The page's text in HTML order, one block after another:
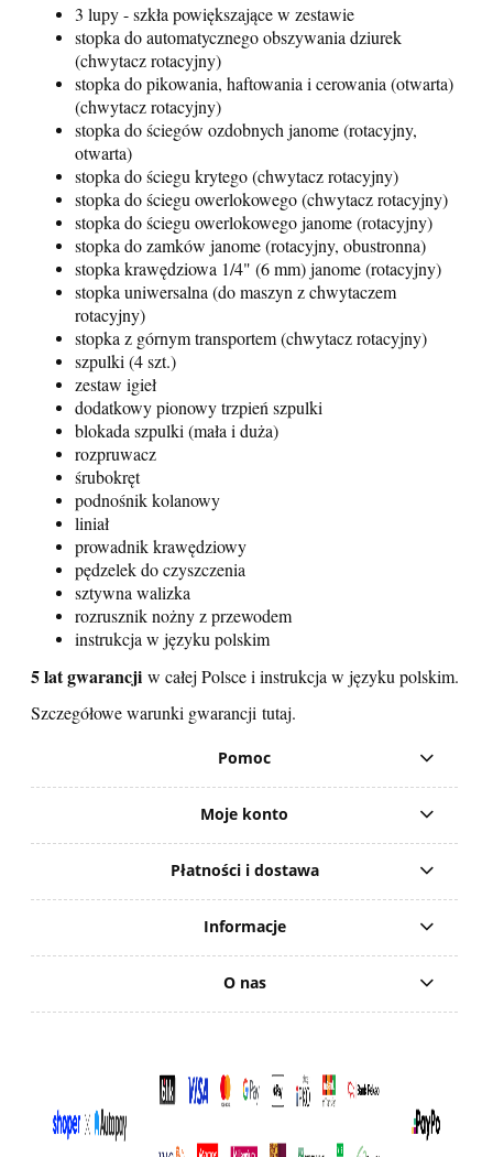
3 lupy - szkła powiększające w zestawie
stopka do automatycznego obszywania dziurek
(chwytacz rotacyjny)
stopka do pikowania, haftowania i cerowania (otwarta)
(chwytacz rotacyjny)
stopka do ściegów ozdobnych janome (rotacyjny,
otwarta)
stopka do ściegu krytego (chwytacz rotacyjny)
stopka do ściegu owerlokowego (chwytacz rotacyjny)
stopka do ściegu owerlokowego janome (rotacyjny)
stopka do zamków janome (rotacyjny, obustronna)
stopka krawędziowa 1/4" (6 mm) janome (rotacyjny)
stopka uniwersalna (do maszyn z chwytaczem
rotacyjny)
stopka z górnym transportem (chwytacz rotacyjny)
szpulki (4 szt.)
zestaw igieł
dodatkowy pionowy trzpień szpulki
blokada szpulki (mała i duża)
rozpruwacz
śrubokręt
podnośnik kolanowy
liniał
prowadnik krawędziowy
pędzelek do czyszczenia
sztywna walizka
rozrusznik nożny z przewodem
instrukcja w języku polskim
5 lat gwarancji w całej Polsce i instrukcja w języku polskim.
Szczegółowe warunki gwarancji tutaj.
Pomoc
Moje konto
Płatności i dostawa
Informacje
O nas